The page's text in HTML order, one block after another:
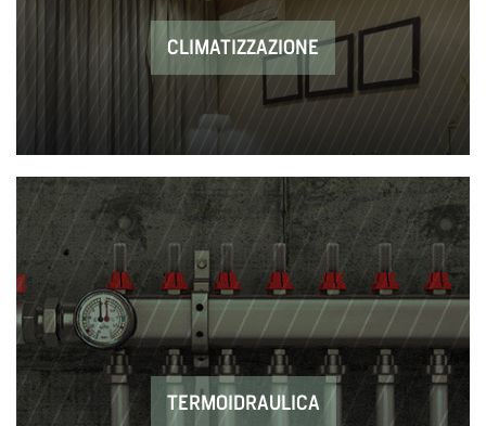
CLIMATIZZAZIONE
TERMOIDRAULICA